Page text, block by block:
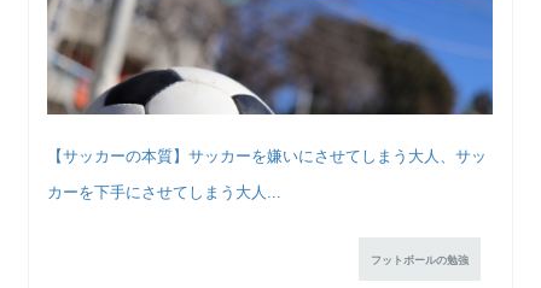
【サッカーの本質】サッカーを嫌いにさせてしまう大人、サッ
カーを下手にさせてしまう大人...
フットボールの勉強